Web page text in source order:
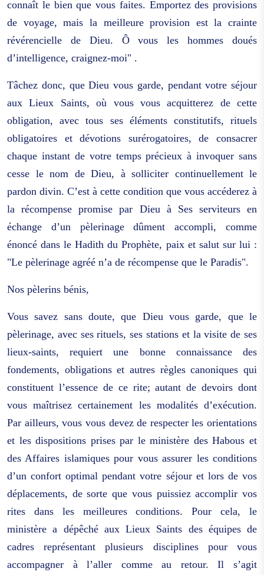
connaît le bien que vous faites. Emportez des provisions
de voyage, mais la meilleure provision est la crainte
révérencielle de Dieu. Ô vous les hommes doués
d’intelligence, craignez-moi" .
Tâchez donc, que Dieu vous garde, pendant votre séjour
aux Lieux Saints, où vous vous acquitterez de cette
obligation, avec tous ses éléments constitutifs, rituels
obligatoires et dévotions surérogatoires, de consacrer
chaque instant de votre temps précieux à invoquer sans
cesse le nom de Dieu, à solliciter continuellement le
pardon divin. C’est à cette condition que vous accéderez à
la récompense promise par Dieu à Ses serviteurs en
échange d’un pèlerinage dûment accompli, comme
énoncé dans le Hadith du Prophète, paix et salut sur lui :
"Le pèlerinage agréé n’a de récompense que le Paradis".
Nos pèlerins bénis,
Vous savez sans doute, que Dieu vous garde, que le
pèlerinage, avec ses rituels, ses stations et la visite de ses
lieux-saints, requiert une bonne connaissance des
fondements, obligations et autres règles canoniques qui
constituent l’essence de ce rite; autant de devoirs dont
vous maîtrisez certainement les modalités d’exécution.
Par ailleurs, vous vous devez de respecter les orientations
et les dispositions prises par le ministère des Habous et
des Affaires islamiques pour vous assurer les conditions
d’un confort optimal pendant votre séjour et lors de vos
déplacements, de sorte que vous puissiez accomplir vos
rites dans les meilleures conditions. Pour cela, le
ministère a dépêché aux Lieux Saints des équipes de
cadres représentant plusieurs disciplines pour vous
accompagner à l’aller comme au retour. Il s’agit